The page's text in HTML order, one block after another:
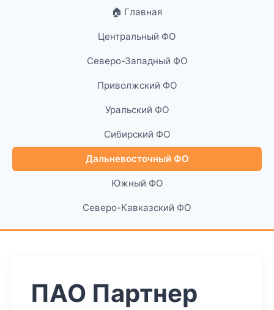
🏠 Главная
Центральный ФО
Северо-Западный ФО
Приволжский ФО
Уральский ФО
Сибирский ФО
Дальневосточный ФО
Южный ФО
Северо-Кавказский ФО
ПАО Партнер